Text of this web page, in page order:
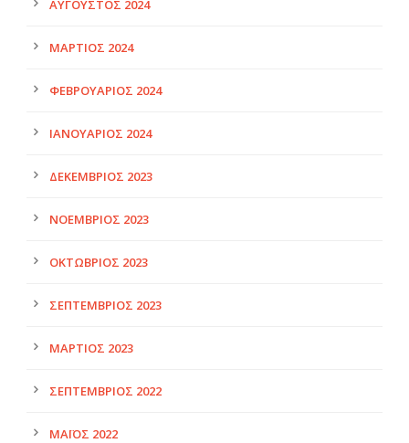
ΑΎΓΟΥΣΤΟΣ 2024
ΜΆΡΤΙΟΣ 2024
ΦΕΒΡΟΥΆΡΙΟΣ 2024
ΙΑΝΟΥΆΡΙΟΣ 2024
ΔΕΚΈΜΒΡΙΟΣ 2023
ΝΟΈΜΒΡΙΟΣ 2023
ΟΚΤΏΒΡΙΟΣ 2023
ΣΕΠΤΈΜΒΡΙΟΣ 2023
ΜΆΡΤΙΟΣ 2023
ΣΕΠΤΈΜΒΡΙΟΣ 2022
ΜΆΙΟΣ 2022